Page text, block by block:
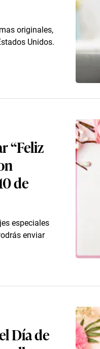
originales,
Unidos.
“Feliz
de
especiales
enviar
Día de